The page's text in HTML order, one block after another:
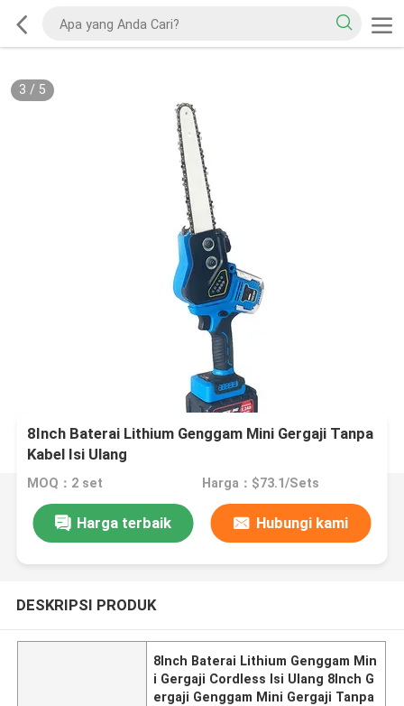
3 / 5
8Inch Baterai Lithium Genggam Mini Gergaji Tanpa
Kabel Isi Ulang
MOQ：2 set Harga：$73.1/Sets
Harga terbaik Hubungi kami
DESKRIPSI PRODUK
8Inch Baterai Lithium Genggam Min
i Gergaji Cordless Isi Ulang 8Inch G
ergaji Genggam Mini Gergaji Tanpa